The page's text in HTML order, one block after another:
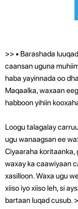
>> • Barashada
caansan uguna
haba yayinnada oo
Maqaalka, waxaan
habboon yihiin
Loogu talagalay
ugu wanaagsan ee
Ciyaaraha koritaanka,
waxay ka caawiyaan
xasilloon. Waxa ugu
xiiso iyo xiiso leh, si
bartaan luqad cusub.